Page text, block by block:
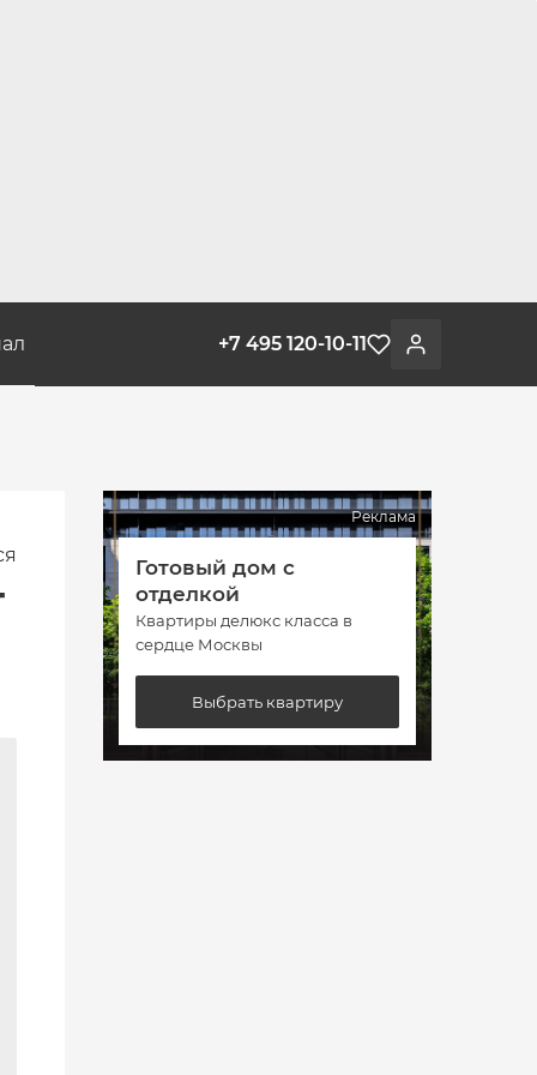
Войти
Избранное
+7 495 120-10-11
Реклама
Готовый дом с
отделкой
Квартиры делюкс класса в
сердце Москвы
Выбрать квартиру